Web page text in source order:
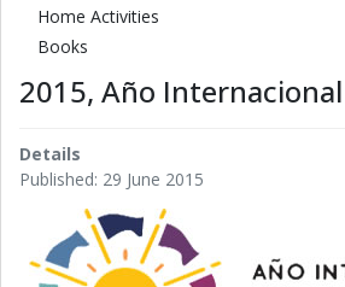
Home Activities
Books
2015, Año
Details
Published: 29 June 2015